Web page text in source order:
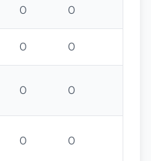
0 0
0 0
0 0
0 0